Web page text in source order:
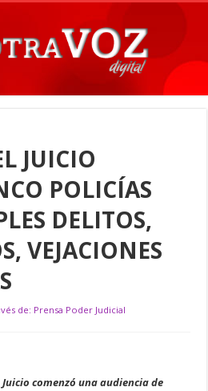
JUICIO
POLICÍAS
DELITOS,
VEJACIONES
de: Prensa Poder Judicial
comenzó una audiencia de